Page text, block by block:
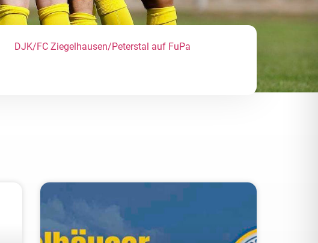
DJK/FC Ziegelhausen/Peterstal auf FuPa